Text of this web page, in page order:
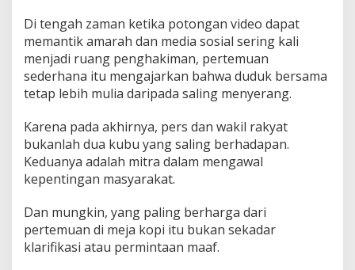
Di tengah zaman ketika potongan video dapat
memantik amarah dan media sosial sering kali
menjadi ruang penghakiman, pertemuan
sederhana itu mengajarkan bahwa duduk bersama
tetap lebih mulia daripada saling menyerang.
Karena pada akhirnya, pers dan wakil rakyat
bukanlah dua kubu yang saling berhadapan.
Keduanya adalah mitra dalam mengawal
kepentingan masyarakat.
Dan mungkin, yang paling berharga dari
pertemuan di meja kopi itu bukan sekadar
klarifikasi atau permintaan maaf.